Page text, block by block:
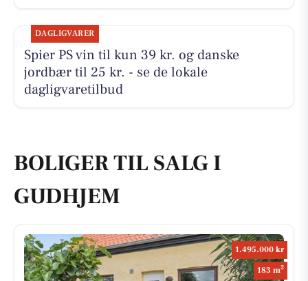
DAGLIGVARER
Spier PS vin til kun 39 kr. og danske
jordbær til 25 kr. - se de lokale
dagligvaretilbud
BOLIGER TIL SALG I
GUDHJEM
1.495.000 kr
183 m2